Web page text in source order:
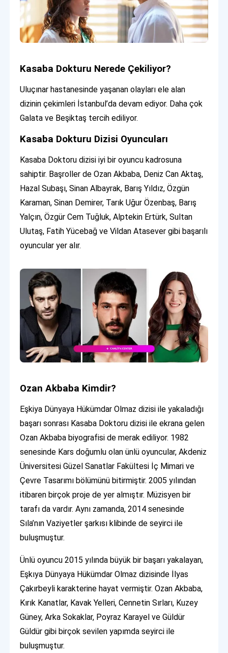
Kasaba Dokturu Nerede Çekiliyor?
Uluçınar hastanesinde yaşanan olayları ele alan
dizinin çekimleri İstanbul’da devam ediyor. Daha çok
Galata ve Beşiktaş tercih ediliyor.
Kasaba Dokturu Dizisi Oyuncuları
Kasaba Doktoru dizisi iyi bir oyuncu kadrosuna
sahiptir. Başroller de Ozan Akbaba, Deniz Can Aktaş,
Hazal Subaşı, Sinan Albayrak, Barış Yıldız, Özgün
Karaman, Sinan Demirer, Tarık Uğur Özenbaş, Barış
Yalçın, Özgür Cem Tuğluk, Alptekin Ertürk, Sultan
Ulutaş, Fatih Yücebağ ve Vildan Atasever gibi başarılı
oyuncular yer alır.
Ozan Akbaba Kimdir?
Eşkiya Dünyaya Hükümdar Olmaz dizisi ile yakaladığı
başarı sonrası Kasaba Doktoru dizisi ile ekrana gelen
Ozan Akbaba biyografisi de merak ediliyor. 1982
senesinde Kars doğumlu olan ünlü oyuncular, Akdeniz
Üniversitesi Güzel Sanatlar Fakültesi İç Mimari ve
Çevre Tasarımı bölümünü bitirmiştir. 2005 yılından
itibaren birçok proje de yer almıştır. Müzisyen bir
tarafı da vardır. Aynı zamanda, 2014 senesinde
Sıla’nın Vaziyetler şarkısı klibinde de seyirci ile
buluşmuştur.
Ünlü oyuncu 2015 yılında büyük bir başarı yakalayan,
Eşkıya Dünyaya Hükümdar Olmaz dizisinde İlyas
Çakırbeyli karakterine hayat vermiştir. Ozan Akbaba,
Kırık Kanatlar, Kavak Yelleri, Cennetin Sırları, Kuzey
Güney, Arka Sokaklar, Poyraz Karayel ve Güldür
Güldür gibi birçok sevilen yapımda seyirci ile
buluşmuştur.